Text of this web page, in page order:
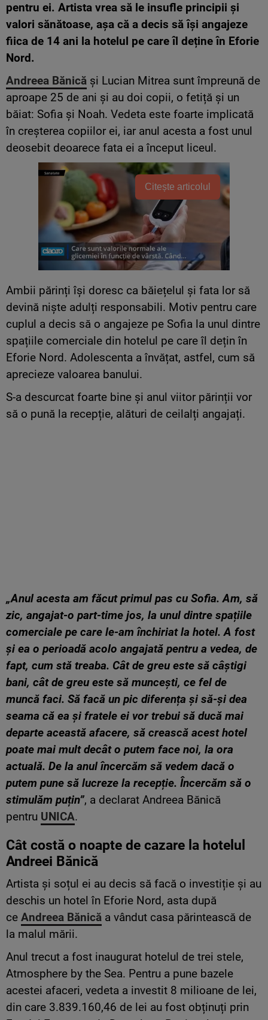
pentru ei. Artista vrea să le insufle principii și
valori sănătoase, așa că a decis să își angajeze
fiica de 14 ani la hotelul pe care îl deține în Eforie
Nord.
Andreea Bănică și Lucian Mitrea sunt împreună de
aproape 25 de ani și au doi copii, o fetiță și un
băiat: Sofia și Noah. Vedeta este foarte implicată
în creșterea copiilor ei, iar anul acesta a fost unul
deosebit deoarece fata ei a început liceul.
Citește articolul
Ambii părinți își doresc ca băiețelul și fata lor să
devină niște adulți responsabili. Motiv pentru care
cuplul a decis să o angajeze pe Sofia la unul dintre
spațiile comerciale din hotelul pe care îl dețin în
Eforie Nord. Adolescenta a învățat, astfel, cum să
aprecieze valoarea banului.
S-a descurcat foarte bine și anul viitor părinții vor
să o pună la recepție, alături de ceilalți angajați.
„Anul acesta am făcut primul pas cu Sofia. Am, să
zic, angajat-o part-time jos, la unul dintre spațiile
comerciale pe care le-am închiriat la hotel. A fost
și ea o perioadă acolo angajată pentru a vedea, de
fapt, cum stă treaba. Cât de greu este să câștigi
bani, cât de greu este să muncești, ce fel de
muncă faci. Să facă un pic diferența și să-și dea
seama că ea și fratele ei vor trebui să ducă mai
departe această afacere, să crească acest hotel
poate mai mult decât o putem face noi, la ora
actuală. De la anul încercăm să vedem dacă o
putem pune să lucreze la recepție. Încercăm să o
stimulăm puțin”, a declarat Andreea Bănică
pentru UNICA.
Cât costă o noapte de cazare la hotelul
Andreei Bănică
Artista și soțul ei au decis să facă o investiție și au
deschis un hotel în Eforie Nord, asta după
ce Andreea Bănică a vândut casa părintească de
la malul mării.
Anul trecut a fost inaugurat hotelul de trei stele,
Atmosphere by the Sea. Pentru a pune bazele
acestei afaceri, vedeta a investit 8 milioane de lei,
din care 3.839.160,46 de lei au fost obținuți prin